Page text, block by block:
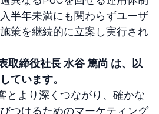
半年未満にも関わらずユーザ
策を継続的に立案し実行され
取締役社長 水谷 篤尚 は、以
ています。
とより深くつながり、確かな
つけるためのマーケティング